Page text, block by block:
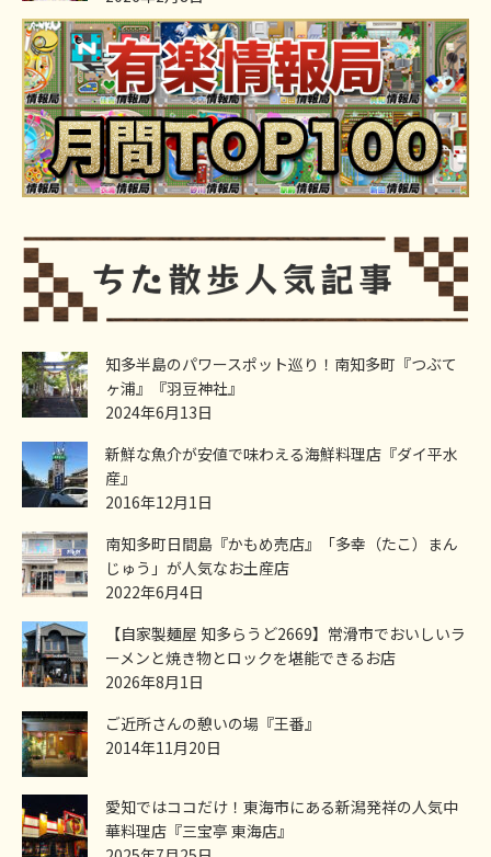
知多半島のパワースポット巡り！南知多町『つぶて
ヶ浦』『羽豆神社』
2024年6月13日
新鮮な魚介が安値で味わえる海鮮料理店『ダイ平水
産』
2016年12月1日
南知多町日間島『かもめ売店』「多幸（たこ）まん
じゅう」が人気なお土産店
2022年6月4日
【自家製麺屋 知多らうど2669】常滑市でおいしいラ
ーメンと焼き物とロックを堪能できるお店
2026年8月1日
ご近所さんの憩いの場『王番』
2014年11月20日
愛知ではココだけ！東海市にある新潟発祥の人気中
華料理店『三宝亭 東海店』